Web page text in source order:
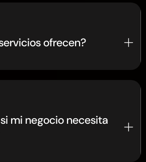
ofrecen?
efectivas en tres áreas clave:
y atraer clientes, tenemos
mi negocio necesita